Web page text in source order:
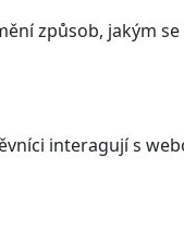
způsob, jakým
interagují s